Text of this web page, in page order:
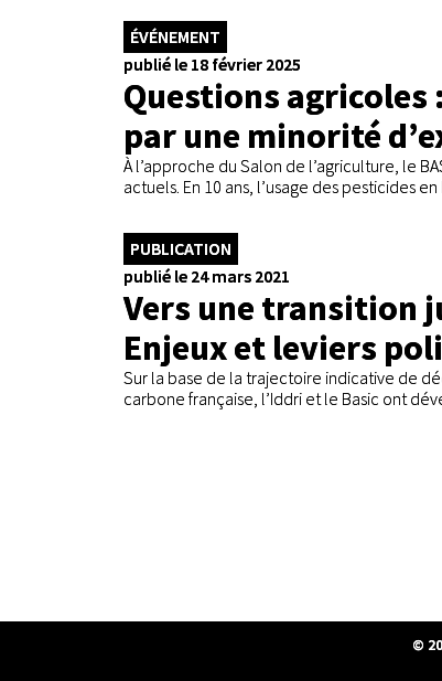
ÉVÉNEMENT
publié le 18 février 2025
Questions agricoles
par une minorité
À l’approche du Salon de l’agriculture, le
actuels. En 10 ans, l’usage des pesticides
PUBLICATION
publié le 24 mars 2021
Vers une transition
Enjeux et leviers
Sur la base de la trajectoire indicative de
carbone française, l’Iddri et le Basic ont
©